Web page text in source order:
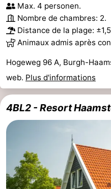
Max. 4 personen.
Nombre de chambres: 2.
Distance de la plage:
Animaux admis après
Hogeweg 96 A, Burgh-
web. Plus d'informations
4BL2 - Resort